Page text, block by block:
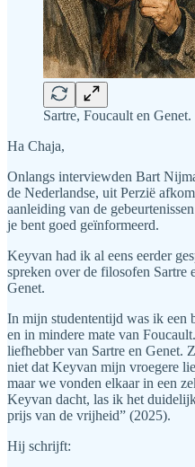
Sartre, Foucault en Genet.
Ha Chaja,
Onlangs interviewden Bart
de Nederlandse, uit Perzië
aanleiding van de
je bent goed geïnformeerd.
Keyvan had ik al eens eerder
spreken over de filosofen Sartre
Genet.
In mijn studententijd was ik een
en in mindere mate van
liefhebber van Sartre en Genet.
niet dat Keyvan mijn vroegere
maar we vonden elkaar in een
Keyvan dacht, las ik het
prijs van de vrijheid” (2025).
Hij schrijft: